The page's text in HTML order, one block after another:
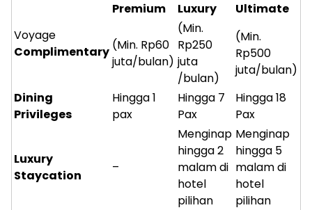
Voyage
Complimentary
Premium Luxury Ultimate
(Min. Rp60
juta/bulan)
(Min.
Rp250
juta
/bulan)
(Min.
Rp500
juta/bulan)
Dining
Privileges
Hingga 1
pax
Hingga 7
Pax
Hingga 18
Pax
Luxury
Staycation
–
Menginap
hingga 2
malam di
hotel
pilihan
Menginap
hingga 5
malam di
hotel
pilihan